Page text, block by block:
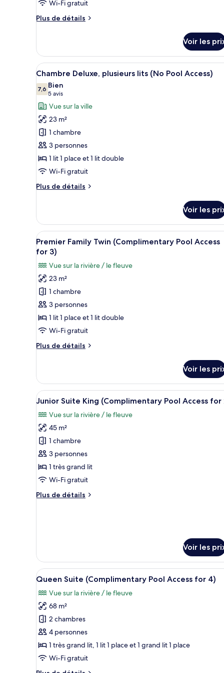
Wi-Fi gratuit
Plus de détails
Plus
le
type
de
chambre
Chambre
Voir les
Afficher
toutes
les
photos
pour
ce
type
de
chambre :
Chambre
Deluxe,
(No
Pool
Access)
Une chambre d’hôtel avec
5
Chambre Deluxe, plusieurs lits (No Pool Access)
7,67,6 sur 10
Bien
5 avis
(5 avis)
Vue sur la ville
23 m²
1 chambre
3 personnes
1 lit 1 place et 1 lit double
Wi-Fi gratuit
Plus de détails
Plus
le
type
de
chambre
Chambre
Deluxe,
plusieurs
lits
(No
Pool
Voir les
Afficher
toutes
photos
pour
ce
type
de
chambre :
Family
Pool
Access
3)
Une chambre d’hôtel avec
6
Premier Family Twin (Complimentary Pool Access
for 3)
Vue sur la rivière / le fleuve
23 m²
1 chambre
3 personnes
1 lit 1 place et 1 lit double
Wi-Fi gratuit
Plus de détails
Plus
le
type
de
Premier
Family
Twin
(Complimentary
Pool
Access
for
3)
Voir les
Afficher
toutes
les
photos
pour
ce
type
de
chambre :
Junior
Access
for
2)
Une chambre d’hôtel
12
Junior Suite King (Complimentary Pool Access for
Vue sur la rivière / le fleuve
45 m²
1 chambre
3 personnes
1 très grand lit
Wi-Fi gratuit
Plus de détails
Plus
chambre
Junior
Suite
King
(Complimentary
Pool
Access
for
2)
Voir les
Afficher
toutes
les
photos
pour
ce
type
de
chambre :
Une chambre d’hôtel
12
Queen Suite (Complimentary Pool Access for 4)
Vue sur la rivière / le fleuve
68 m²
2 chambres
4 personnes
1 très grand lit, 1 lit 1 place et 1 grand lit 1 place
Wi-Fi gratuit